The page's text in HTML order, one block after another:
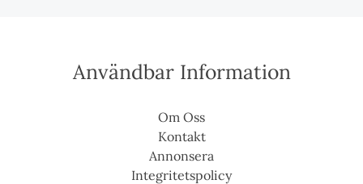
Användbar Information
Om Oss
Kontakt
Annonsera
Integritetspolicy